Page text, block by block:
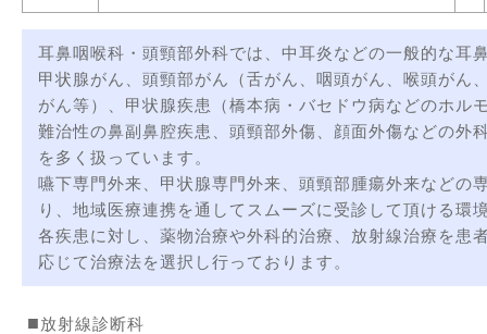
耳鼻咽喉科・頭頸部外科では、中耳炎などの一般的な耳
甲状腺がん、頭頸部がん（舌がん、咽頭がん、喉頭がん
がん等）、甲状腺疾患（橋本病・バセドウ病などのホル
難治性の鼻副鼻腔疾患、頭頸部外傷、顔面外傷などの外
を多く扱っています。
嚥下専門外来、甲状腺専門外来、頭頸部腫瘍外来などの
り、地域医療連携を通してスムーズに受診して頂ける環
各疾患に対し、薬物治療や外科的治療、放射線治療を患
応じて治療法を選択し行っております。
放射線診断科